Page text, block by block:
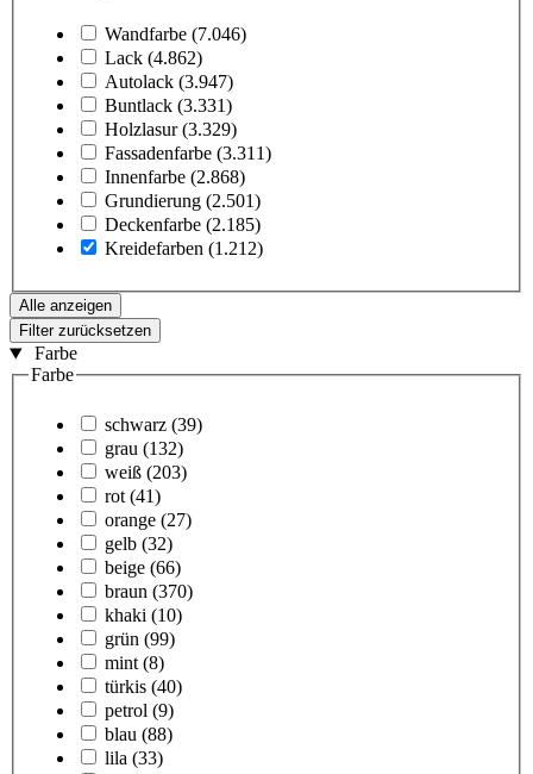
Wandfarbe (7.046)
Lack (4.862)
Autolack (3.947)
Buntlack (3.331)
Holzlasur (3.329)
Fassadenfarbe (3.311)
Innenfarbe (2.868)
Grundierung (2.501)
Deckenfarbe (2.185)
Kreidefarben (1.212)
Alle anzeigen
Filter zurücksetzen
Farbe
Farbe
schwarz (39)
grau (132)
weiß (203)
rot (41)
orange (27)
gelb (32)
beige (66)
braun (370)
khaki (10)
grün (99)
mint (8)
türkis (40)
petrol (9)
blau (88)
lila (33)